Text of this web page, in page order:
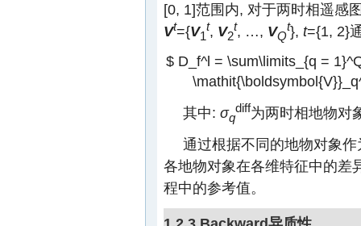
[0, 1]范围内, 对于两时相遥感
Vt={V1
t, V2
t, …, VQ
t}, t={1, 2}
$ D_f^l = \sum\limits_{q =
其中: σq
diff为两时相地物对
通过根据不同的地物对象
各地物对象在各维特征中的差
程中的参考值。